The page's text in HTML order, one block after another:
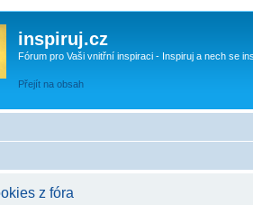
inspiruj.cz
Fórum pro Vaši vnitřní inspiraci - Inspiruj a nech se
Přejít na obsah
z fóra